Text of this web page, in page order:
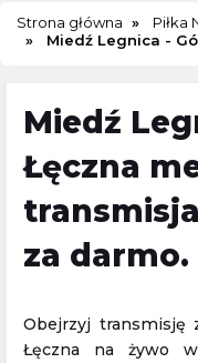
Strona główna Piłka
Miedź Legnica -
Miedź
Łęczna
za darmo.
Obejrzyj transmisję
Łęczna na żywo